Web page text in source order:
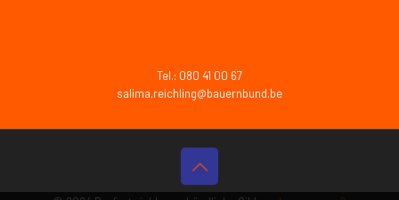
Tel.: 080 41 00 67
salima.reichling@bauernbund.be